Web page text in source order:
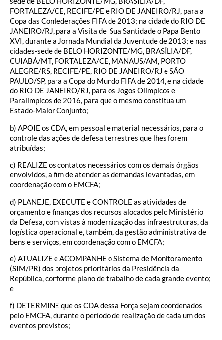
FORTALEZA/CE, RECIFE/PE e RIO DE JANEIRO/RJ, para a
Copa das Confederações FIFA de 2013; na cidade do RIO DE
JANEIRO/RJ, para a Visita de Sua Santidade o Papa Bento
XVI, durante a Jornada Mundial da Juventude de 2013; e nas
cidades-sede de BELO HORIZONTE/MG, BRASÍLIA/DF,
CUIABÁ/MT, FORTALEZA/CE, MANAUS/AM, PORTO
ALEGRE/RS, RECIFE/PE, RIO DE JANEIRO/RJ e SÃO
PAULO/SP, para a Copa do Mundo FIFA de 2014, e na cidade
do RIO DE JANEIRO/RJ, para os Jogos Olímpicos e
Paralímpicos de 2016, para que o mesmo constitua um
Estado-Maior Conjunto;
b) APOIE os CDA, em pessoal e material necessários, para o
controle das ações de defesa terrestres que lhes forem
atribuídas;
c) REALIZE os contatos necessários com os demais órgãos
envolvidos, a fim de atender as demandas levantadas, em
coordenação com o EMCFA;
d) PLANEJE, EXECUTE e CONTROLE as atividades de
orçamento e finanças dos recursos alocados pelo Ministério
da Defesa, com vistas à modernização das infraestruturas, da
logística operacional e, também, da gestão administrativa de
bens e serviços, em coordenação com o EMCFA;
e) ATUALIZE e ACOMPANHE o Sistema de Monitoramento
(SIM/PR) dos projetos prioritários da Presidência da
República, conforme plano de trabalho de cada grande evento;
e
f) DETERMINE que os CDA dessa Força sejam coordenados
pelo EMCFA, durante o período de realização de cada um dos
eventos previstos;